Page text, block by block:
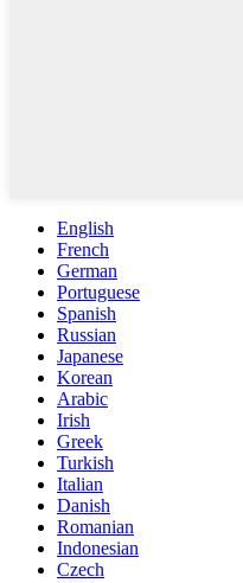
English
French
German
Portuguese
Spanish
Russian
Japanese
Korean
Arabic
Irish
Greek
Turkish
Italian
Danish
Romanian
Indonesian
Czech